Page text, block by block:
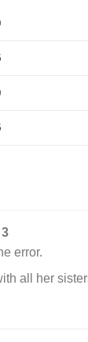
error.
all her